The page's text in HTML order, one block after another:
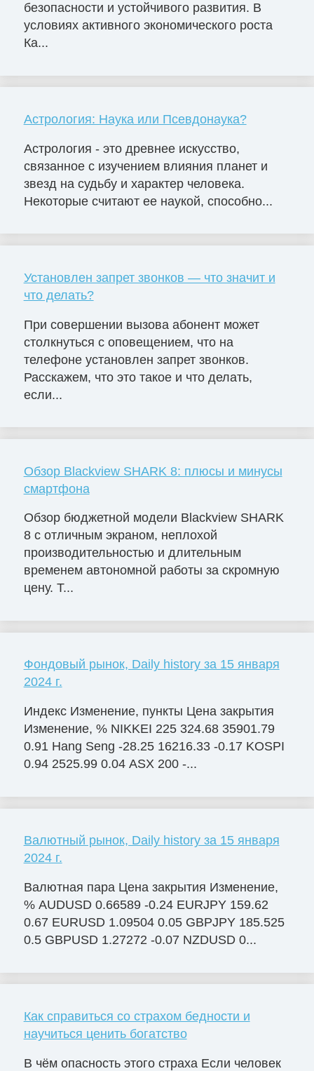
безопасности и устойчивого развития. В
условиях активного экономического роста
Ка...
Астрология: Наука или Псевдонаука?
Астрология - это древнее искусство,
связанное с изучением влияния планет и
звезд на судьбу и характер человека.
Некоторые считают ее наукой, способно...
Установлен запрет звонков — что значит и
что делать?
При совершении вызова абонент может
столкнуться с оповещением, что на
телефоне установлен запрет звонков.
Расскажем, что это такое и что делать,
если...
Обзор Blackview SHARK 8: плюсы и минусы
смартфона
Обзор бюджетной модели Blackview SHARK
8 с отличным экраном, неплохой
производительностью и длительным
временем автономной работы за скромную
цену. Т...
Фондовый рынок, Daily history за 15 января
2024 г.
Индекс Изменение, пункты Цена закрытия
Изменение, % NIKKEI 225 324.68 35901.79
0.91 Hang Seng -28.25 16216.33 -0.17 KOSPI
0.94 2525.99 0.04 ASX 200 -...
Валютный рынок, Daily history за 15 января
2024 г.
Валютная пара Цена закрытия Изменение,
% AUDUSD 0.66589 -0.24 EURJPY 159.62
0.67 EURUSD 1.09504 0.05 GBPJPY 185.525
0.5 GBPUSD 1.27272 -0.07 NZDUSD 0...
Как справиться со страхом бедности и
научиться ценить богатство
В чём опасность этого страха Если человек